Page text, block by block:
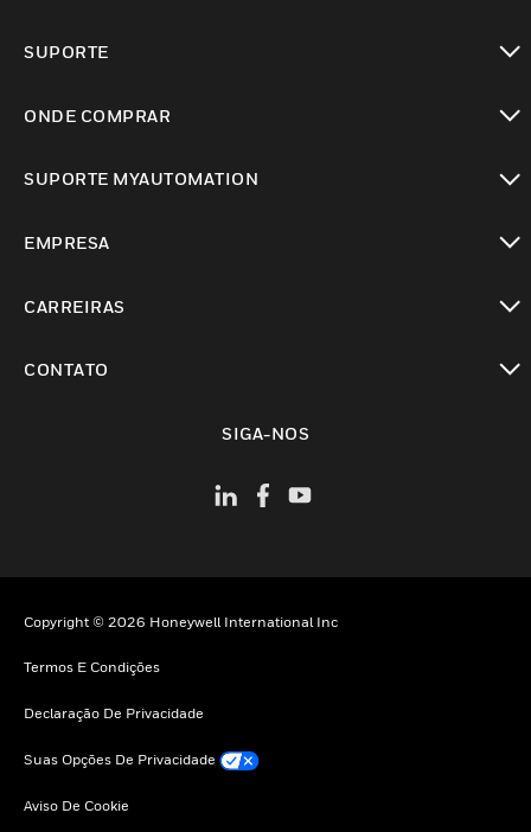
SUPORTE
ONDE COMPRAR
SUPORTE MYAUTOMATION
EMPRESA
CARREIRAS
CONTATO
SIGA-NOS
Copyright © 2026 Honeywell International Inc
Termos E Condições
Declaração De Privacidade
Suas Opções De Privacidade
Aviso De Cookie